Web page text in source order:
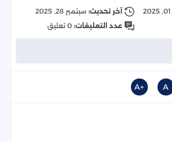
آخر تحديث: سبتمبر 28, 2025
عدد التعليقات: 0 تعليق
A
+A